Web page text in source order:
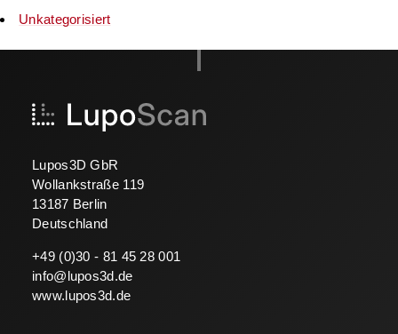
Unkategorisiert
Lupos3D GbR
Wollankstraße 119
13187 Berlin
Deutschland
+49 (0)30 - 81 45 28 001
info@lupos3d.de
www.lupos3d.de